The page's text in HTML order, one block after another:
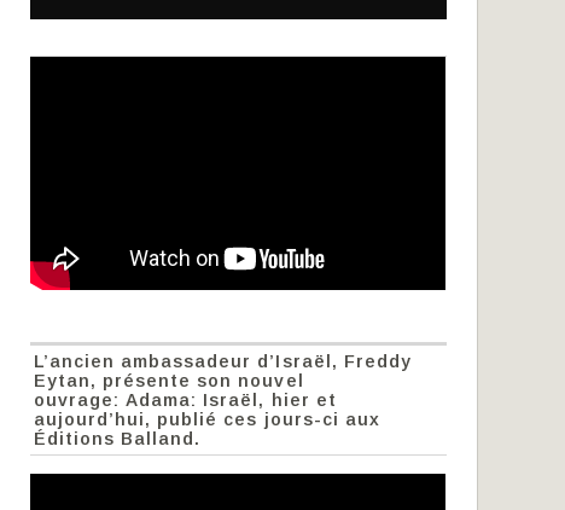
L’ancien ambassadeur d’Israël, Freddy
Eytan, présente son nouvel
ouvrage: Adama: Israël, hier et
aujourd’hui, publié ces jours-ci aux
Éditions Balland.